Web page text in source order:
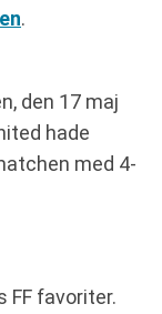
.
den 17 maj
hade
med 4-
FF favoriter.